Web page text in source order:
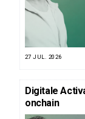
27 JUL. 2026
Digitale
onchain